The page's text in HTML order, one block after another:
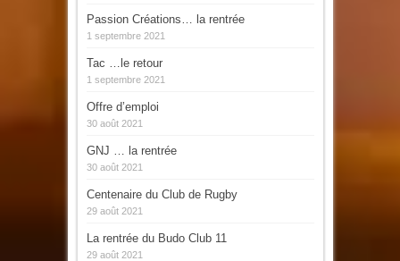
Passion Créations… la rentrée
1 septembre 2021
Tac …le retour
1 septembre 2021
Offre d’emploi
30 août 2021
GNJ … la rentrée
30 août 2021
Centenaire du Club de Rugby
29 août 2021
La rentrée du Budo Club 11
29 août 2021